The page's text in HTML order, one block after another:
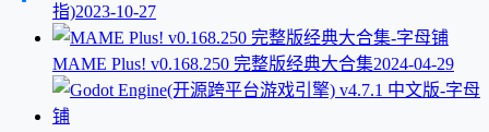
指)2023-10-27
MAME Plus! v0.168.250 完整版经典大合集2024-04-29